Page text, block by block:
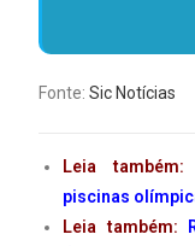
Fonte:Sic Notícias
Leia também:
piscinas
Leia também: